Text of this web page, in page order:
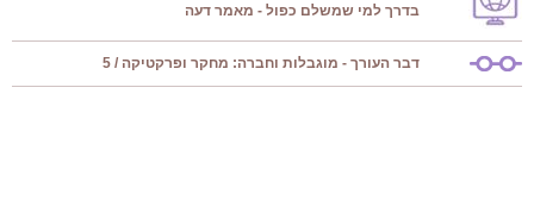
בדרך למי שמשלם כפול - מאמר דעה
דבר העורך - מוגבלות וחברה: מחקר ופרקטיקה / 5